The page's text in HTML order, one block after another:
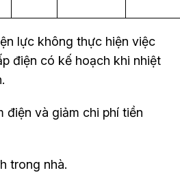
lực không thực hiện việc
điện có kế hoạch khi nhiệt
điện và giảm chi phí tiền
trong nhà.